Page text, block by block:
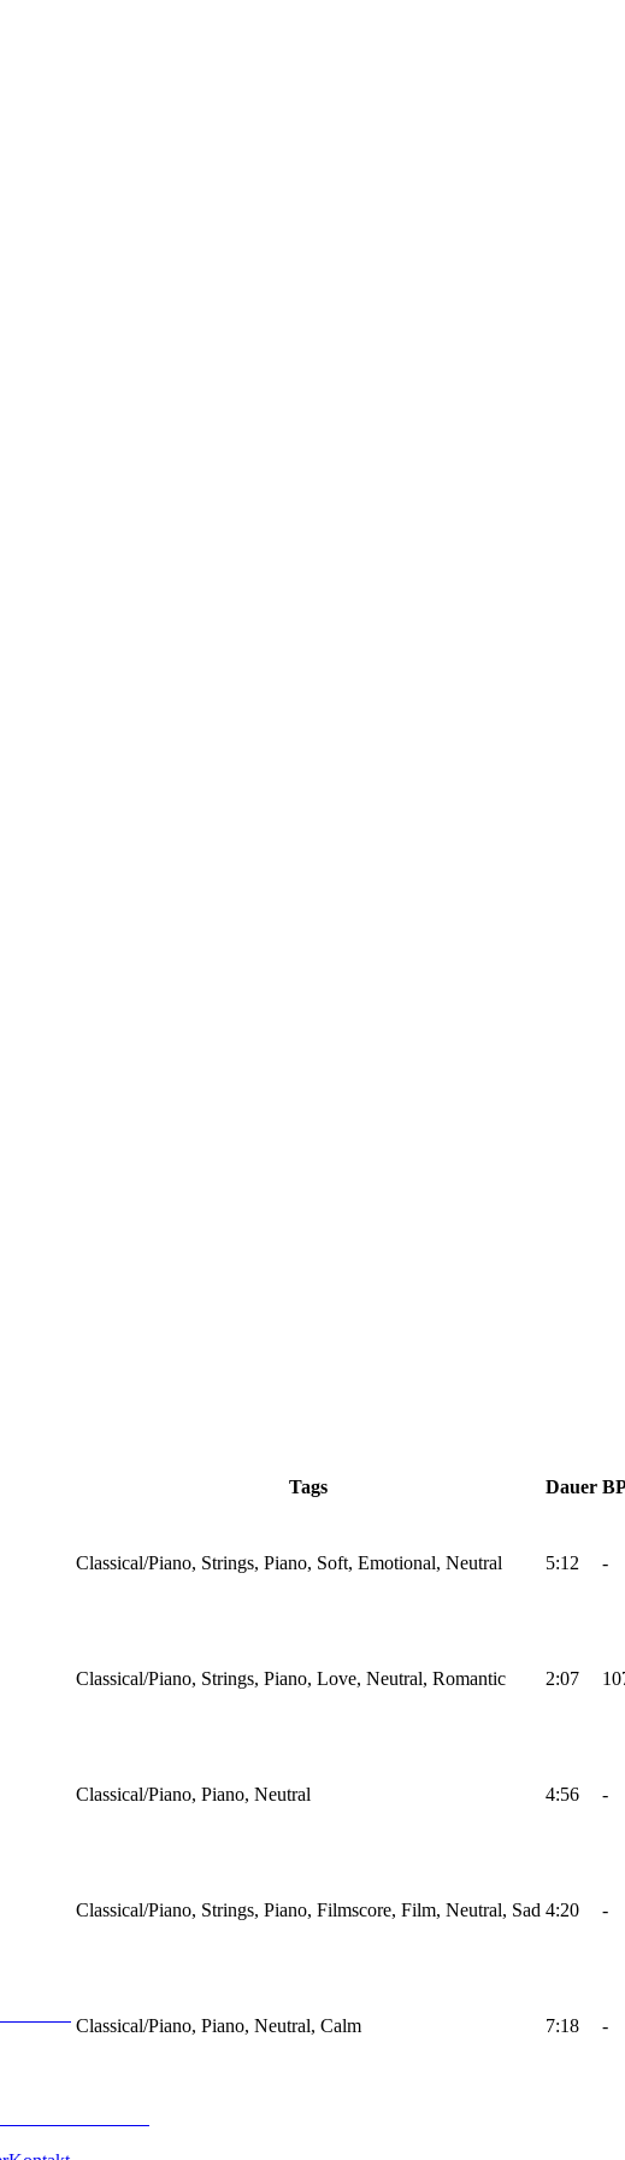
Tags Dauer
Classical/Piano, Strings, Piano, Soft, Emotional, Neutral 5:12 -
Classical/Piano, Strings, Piano, Love, Neutral, Romantic 2:07
Classical/Piano, Piano, Neutral 4:56 -
Classical/Piano, Strings, Piano, Filmscore, Film, Neutral, Sad 4:20 -
Classical/Piano, Piano, Neutral, Calm 7:18 -